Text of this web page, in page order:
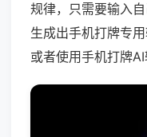
规律，只需要输入
生成出手机打牌专
或者使用手机打牌AI